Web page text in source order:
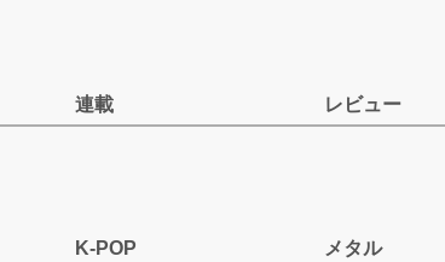
連載 レビュー
K-POP メタル